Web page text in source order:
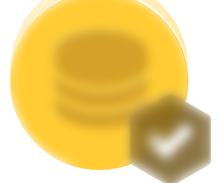
Staking
Launchpool
Participación flexible para ganar tokens populares